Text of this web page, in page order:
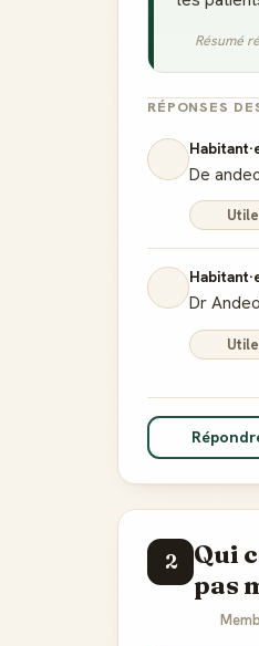
Résumé
RÉPONSES
De
Utile
Dr
Utile
2
Qui
pas